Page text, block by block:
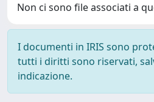
Non ci sono file associati a
I documenti in IRIS sono
tutti i diritti sono riservati,
indicazione.